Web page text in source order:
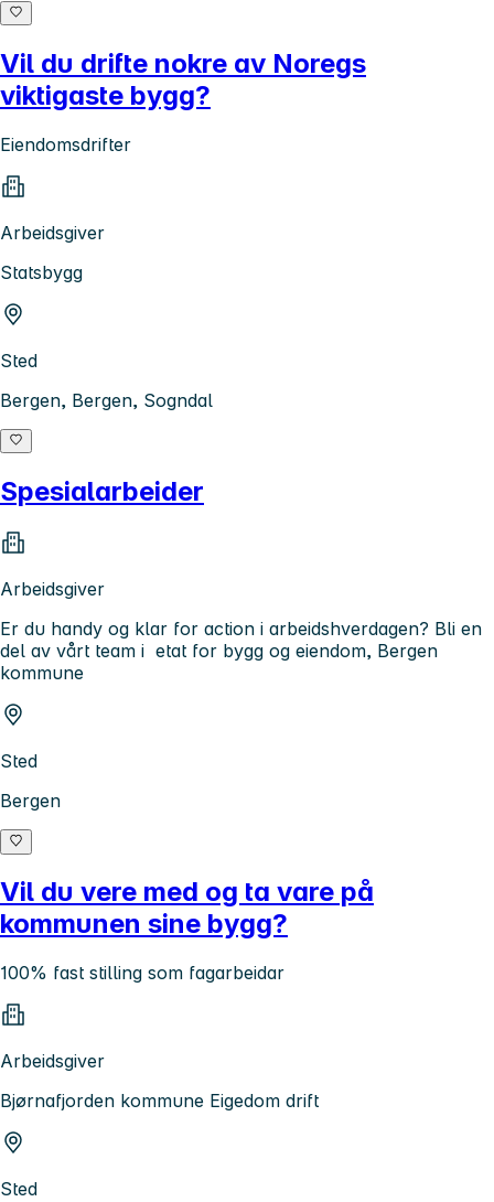
Vil du drifte nokre av Noregs
viktigaste bygg?
Eiendomsdrifter
Arbeidsgiver
Statsbygg
Sted
Bergen, Bergen, Sogndal
Spesialarbeider
Arbeidsgiver
Er du handy og klar for action i arbeidshverdagen? Bli en
del av vårt team i etat for bygg og eiendom, Bergen
kommune
Sted
Bergen
Vil du vere med og ta vare på
kommunen sine bygg?
100% fast stilling som fagarbeidar
Arbeidsgiver
Bjørnafjorden kommune Eigedom drift
Sted